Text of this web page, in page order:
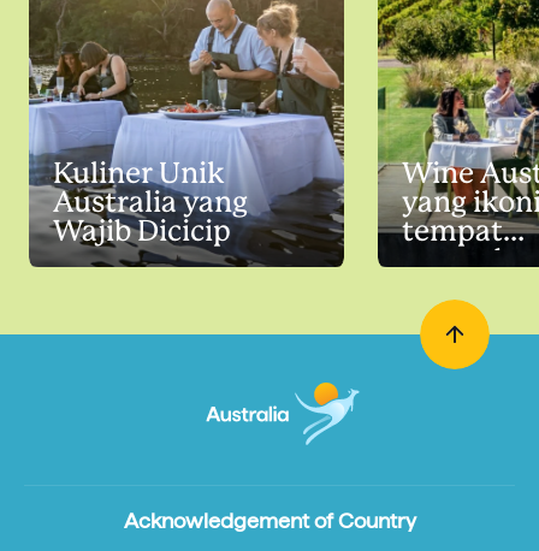
Kuliner Unik
Australia yang
Wajib Dicicip
Wine
yang
tempat
Acknowledgement of Country